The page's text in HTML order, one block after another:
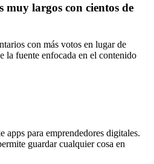
muy largos con cientos de
con más votos en lugar de
la fuente enfocada en el contenido
para emprendedores digitales.
guardar cualquier cosa en